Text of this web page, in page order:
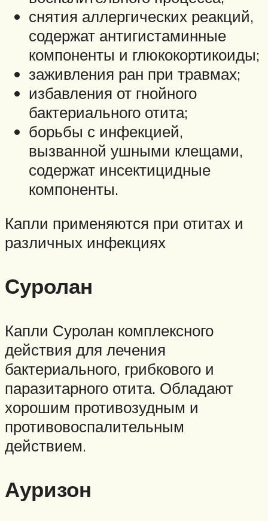
снятия аллергических реакций,
содержат антигистаминные
компоненты и глюкокортикоиды;
заживления ран при травмах;
избавления от гнойного
бактериального отита;
борьбы с инфекцией,
вызванной ушными клещами,
содержат инсектицидные
компоненты.
Капли применяются при отитах и
различных инфекциях
Суролан
Капли Суролан комплексного
действия для лечения
бактериального, грибкового и
паразитарного отита. Обладают
хорошим противозудным и
противовоспалительным
действием.
Ауризон